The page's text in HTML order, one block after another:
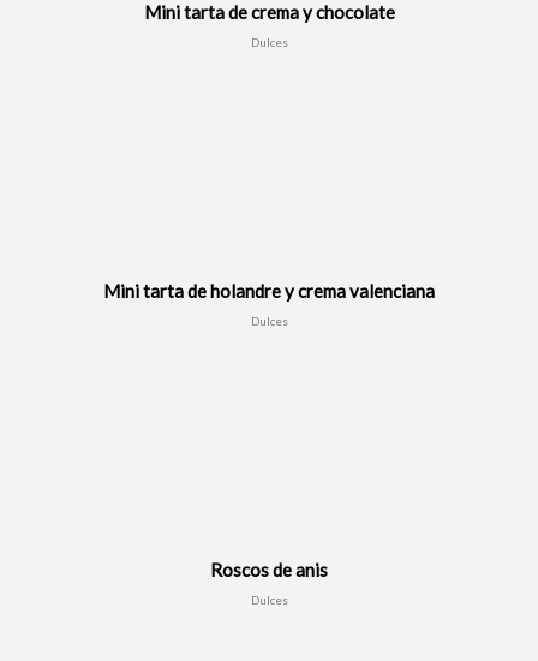
Mini tarta de crema y chocolate
Dulces
Mini tarta de holandre y crema valenciana
Dulces
Roscos de anis
Dulces